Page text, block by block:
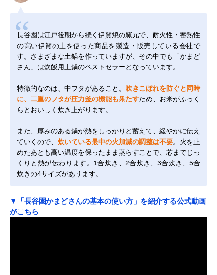
長谷園は江戸後期から続く伊賀焼の窯元で、耐火性・蓄熱性
の高い伊賀の土を使った商品を製造・販売している会社で
す。さまざまな土鍋を作っていますが、その中でも「かまど
さん」は炊飯用土鍋のベストセラーとなっています。
特徴的なのは、中フタがあること。 吹きこぼれを防ぐと同時
に、二重のフタが圧力釜の機能も果たすため、お米がふっく
らとおいしく炊き上がります。
また、厚みのある鍋が熱をしっかりと蓄えて、緩やかに伝え
ていくので、 炊いている最中の火加減の調整は不要。火を止
めたあとも高い温度を保ったまま蒸らすことで、芯までじっ
くりと熱が伝わります。1合炊き、2合炊き、3合炊き、5合
炊きの4サイズがあります。
▼「長谷園かまどさんの基本の使い方」を紹介する公式動画
がこちら